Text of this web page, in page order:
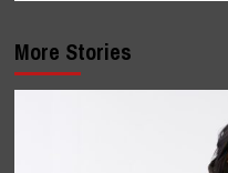
More Stories